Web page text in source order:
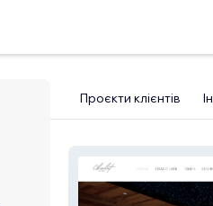
Проєкти клієнтів